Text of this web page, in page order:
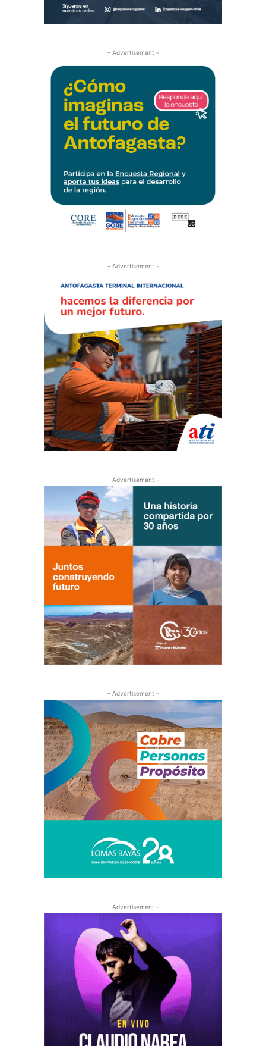
- Advertisement -
- Advertisement -
- Advertisement -
- Advertisement -
- Advertisement -